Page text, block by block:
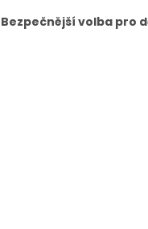
Bezpečnější volba pro